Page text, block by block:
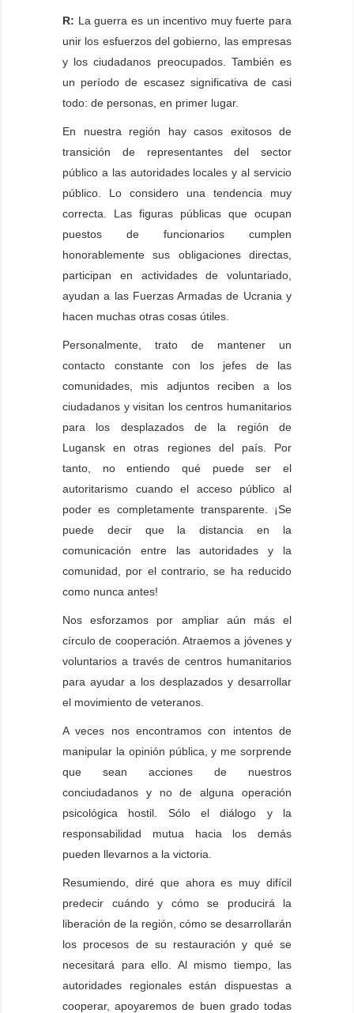
R: La guerra es un incentivo muy fuerte para
unir los esfuerzos del gobierno, las empresas
y los ciudadanos preocupados. También es
un período de escasez significativa de casi
todo: de personas, en primer lugar.
En nuestra región hay casos exitosos de
transición de representantes del sector
público a las autoridades locales y al servicio
público. Lo considero una tendencia muy
correcta. Las figuras públicas que ocupan
puestos de funcionarios cumplen
honorablemente sus obligaciones directas,
participan en actividades de voluntariado,
ayudan a las Fuerzas Armadas de Ucrania y
hacen muchas otras cosas útiles.
Personalmente, trato de mantener un
contacto constante con los jefes de las
comunidades, mis adjuntos reciben a los
ciudadanos y visitan los centros humanitarios
para los desplazados de la región de
Lugansk en otras regiones del país. Por
tanto, no entiendo qué puede ser el
autoritarismo cuando el acceso público al
poder es completamente transparente. ¡Se
puede decir que la distancia en la
comunicación entre las autoridades y la
comunidad, por el contrario, se ha reducido
como nunca antes!
Nos esforzamos por ampliar aún más el
círculo de cooperación. Atraemos a jóvenes y
voluntarios a través de centros humanitarios
para ayudar a los desplazados y desarrollar
el movimiento de veteranos.
A veces nos encontramos con intentos de
manipular la opinión pública, y me sorprende
que sean acciones de nuestros
conciudadanos y no de alguna operación
psicológica hostil. Sólo el diálogo y la
responsabilidad mutua hacia los demás
pueden llevarnos a la victoria.
Resumiendo, diré que ahora es muy difícil
predecir cuándo y cómo se producirá la
liberación de la región, cómo se desarrollarán
los procesos de su restauración y qué se
necesitará para ello. Al mismo tiempo, las
autoridades regionales están dispuestas a
cooperar, apoyaremos de buen grado todas